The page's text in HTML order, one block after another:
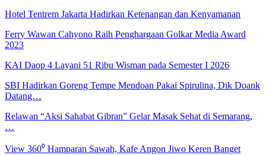
Hotel Tentrem Jakarta Hadirkan Ketenangan dan Kenyamanan
Ferry Wawan Cahyono Raih Penghargaan Golkar Media Award
2023
KAI Daop 4 Layani 51 Ribu Wisman pada Semester I 2026
SBI Hadirkan Goreng Tempe Mendoan Pakai Spirulina, Dik Doank
Datang…
Relawan “Aksi Sahabat Gibran” Gelar Masak Sehat di Semarang,
…
View 360⁰ Hamparan Sawah, Kafe Angon Jiwo Keren Banget